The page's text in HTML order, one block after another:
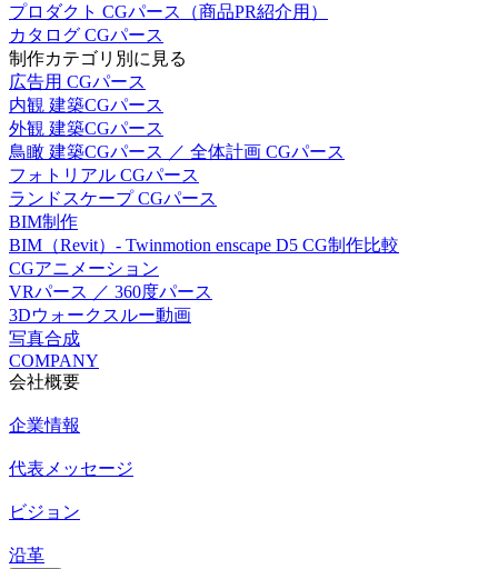
プロダクト CGパース（商品PR紹介用）
カタログ CGパース
制作カテゴリ別に見る
広告用 CGパース
内観 建築CGパース
外観 建築CGパース
鳥瞰 建築CGパース ／ 全体計画 CGパース
フォトリアル CGパース
ランドスケープ CGパース
BIM制作
BIM（Revit）- Twinmotion enscape D5 CG制作比較
CGアニメーション
VRパース ／ 360度パース
3Dウォークスルー動画
写真合成
COMPANY
会社概要
企業情報
代表メッセージ
ビジョン
沿革